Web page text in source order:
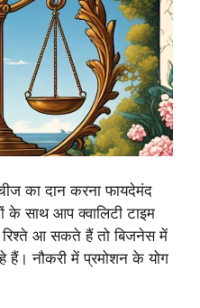
का दान करना फायदेमंद
के साथ आप क्वालिटी टाइम
रिश्ते आ सकते हैं तो बिजनेस में
नौकरी में प्रमोशन के योग